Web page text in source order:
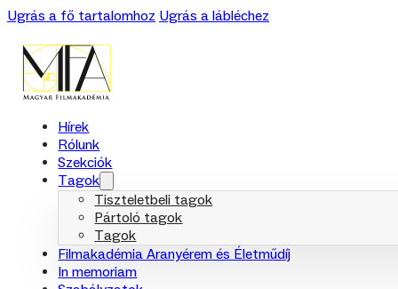
Ugrás a fő tartalomhoz Ugrás a lábléchez
Hírek
Rólunk
Szekciók
Tagok
Tiszteletbeli tagok
Pártoló tagok
Tagok
Filmakadémia Aranyérem és Életműdíj
In memoriam